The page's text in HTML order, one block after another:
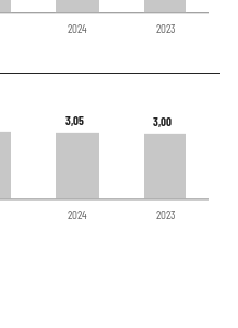
2024 2023
3,05
3,05 3,00
3,00
2024 2023